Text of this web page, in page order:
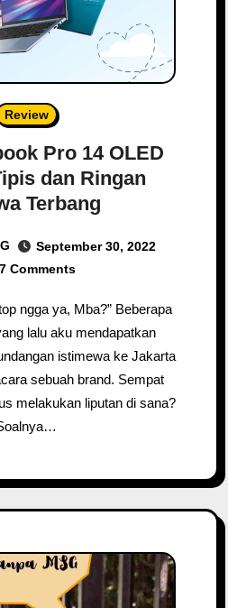
Review
Pro 14 OLED
dan Ringan
Terbang
September 30, 2022
Comments
ngga ya, Mba?” Beberapa
lalu aku mendapatkan
istimewa ke Jakarta
sebuah brand. Sempat
melakukan liputan di sana?